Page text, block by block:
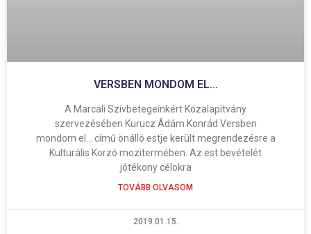
VERSBEN MONDOM EL…
A Marcali Szívbetegeinkért Közalapítvány
szervezésében Kurucz Ádám Konrád Versben
mondom el… című önálló estje került megrendezésre a
Kulturális Korzó mozitermében. Az est bevételét
jótékony célokra
TOVÁBB OLVASOM
2019.01.15.